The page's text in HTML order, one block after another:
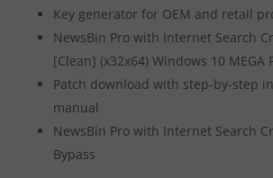
Key generator for OEM and retail
NewsBin Pro with Internet Search
[Clean] (x32x64) Windows 10 MEGA
Patch download with step-by-step
manual
NewsBin Pro with Internet Search
Bypass